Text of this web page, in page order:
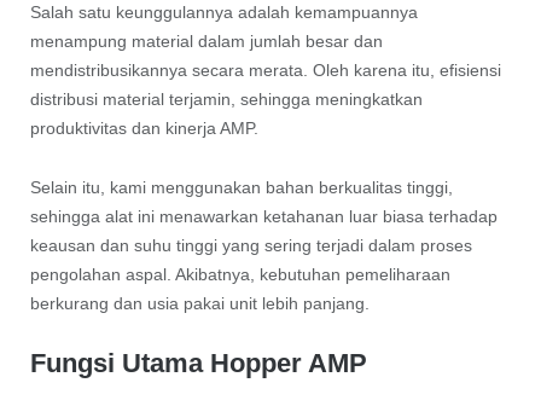
Salah satu keunggulannya adalah kemampuannya
menampung material dalam jumlah besar dan
mendistribusikannya secara merata. Oleh karena itu, efisiensi
distribusi material terjamin, sehingga meningkatkan
produktivitas dan kinerja AMP.
Selain itu, kami menggunakan bahan berkualitas tinggi,
sehingga alat ini menawarkan ketahanan luar biasa terhadap
keausan dan suhu tinggi yang sering terjadi dalam proses
pengolahan aspal. Akibatnya, kebutuhan pemeliharaan
berkurang dan usia pakai unit lebih panjang.
Fungsi Utama Hopper AMP